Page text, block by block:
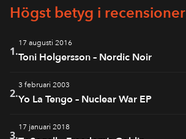
Högst betyg i recensioner
1.
17 augusti 2016
Toni Holgersson – Nordic Noir
2.
3 februari 2003
Yo La Tengo – Nuclear War EP
3.
17 januari 2018